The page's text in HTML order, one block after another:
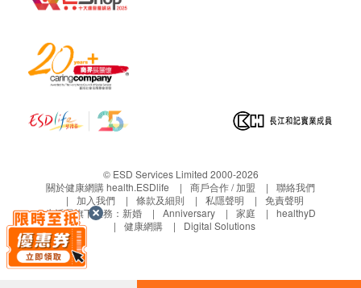
時它能幫助維持一個健康的免疫系統，是身體抗氧化
系統的重要組織成份。
鯊魚軟骨素shark cartilage
七種具有維持健康作用的黏多糖類和葡萄糖氨。黏多
劑，及刺激免疫系統功能和其他功能。鯊魚軟骨目前
是世界上強力的天然抗發炎物質與傷口癒合物質。
菊糖Inulin
菊苣纖維又稱為菊糖(inulin)，是從菊苣中萃取出來，
屬於水溶性纖維的一種，不被人體消化吸收，具保水
性，可溶於水中形成黏性膠狀物質，它進入腸道後，
© ESD Services Limited 2000-2026
關於健康網購 health.ESDlife
商戶合作 / 加盟
聯絡我們
加入我們
條款及細則 私隱聲明
免責聲明
生活易旗下業務： 新婚 Anniversary 家庭
healthyD
健康網購
Digital Solutions